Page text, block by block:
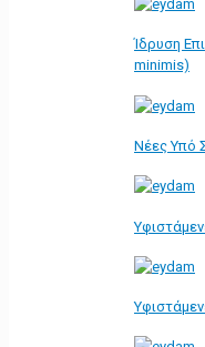
Ίδρυση
minimis)
Νέες Υπό